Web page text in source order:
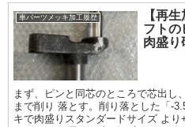
車パーツメッキ加工履歴
【再
フトの
肉盛り
まず、ピンと同芯のところで芯出し
まで削り 落とす。削り落とした「-
キで肉盛りスタンダードサイズ よ